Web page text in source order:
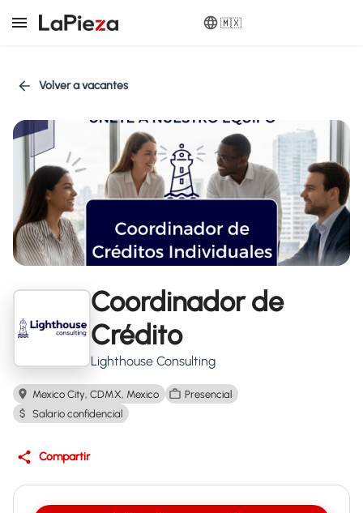
🇲🇽
Volver a vacantes
Coordinador de
Crédito
Lighthouse Consulting
Mexico City, CDMX, Mexico
Presencial
Salario confidencial
Compartir